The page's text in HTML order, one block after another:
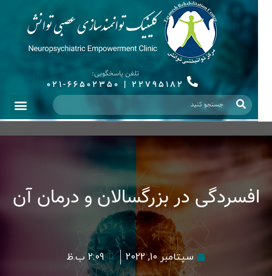
تلفن پاسخگویی:
22795182
|
021-66502350
افسردگی در بزرگسالان و درمان آن
سپتامبر 10, 2022 2:09 ب.ظ